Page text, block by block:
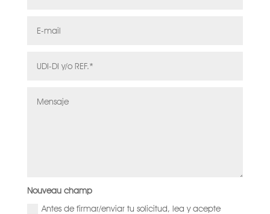
Nouveau champ
Antes de firmar/enviar tu solicitud, lea y acepte